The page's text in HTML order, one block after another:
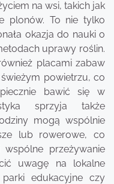
na wsi, takich jak
plonów. To nie tylko
okazja do nauki o
uprawy roślin.
placami zabaw
powietrzu, co
bawić się w
sprzyja także
mogą wspólnie
lub rowerowe, co
przeżywanie
uwagę na lokalne
edukacyjne czy